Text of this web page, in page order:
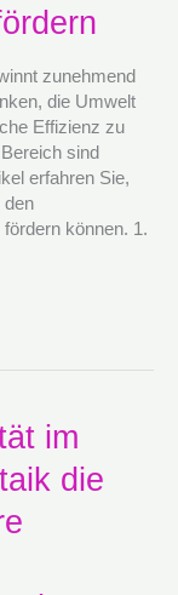
zunehmend
die Umwelt
Effizienz zu
sind
erfahren Sie,
den
können. 1.
im
die